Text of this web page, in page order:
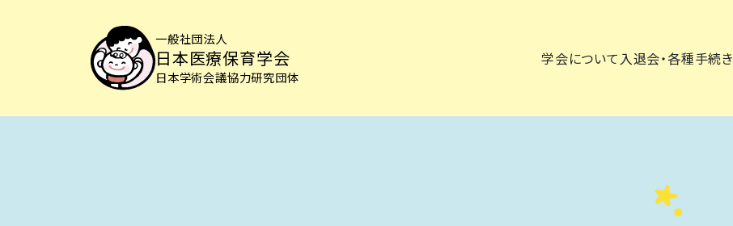
一般社団法人
日本医療保育学会
日本学術会議協力研究団体
学会について 入退会・各種手続き